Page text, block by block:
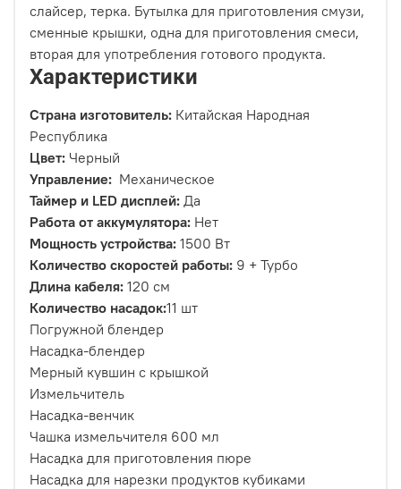
слайсер, терка. Бутылка для приготовления смузи,
сменные крышки, одна для приготовления смеси,
вторая для употребления готового продукта.
Характеристики
Страна изготовитель: Китайская Народная
Республика
Цвет: Черный
Управление: Механическое
Таймер и LED дисплей: Да
Работа от аккумулятора: Нет
Мощность устройства: 1500 Вт
Количество скоростей работы: 9 + Турбо
Длина кабеля: 120 см
Количество насадок:11 шт
Погружной блендер
Насадка-блендер
Мерный кувшин с крышкой
Измельчитель
Насадка-венчик
Чашка измельчителя 600 мл
Насадка для приготовления пюре
Насадка для нарезки продуктов кубиками